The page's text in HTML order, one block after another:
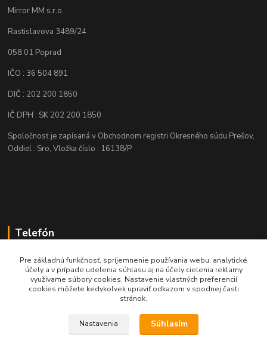
Mirror MM s.r.o.
Rastislavova 3489/24
058 01 Poprad
IČO : 36 504 891
DIČ : 202 200 1850
IČ DPH : SK 202 200 1850
Spoločnosť je zapísaná v Obchodnom registri Okresného súdu Prešov,
Oddiel : Sro, Vložka číslo : 16138/P
Telefón
+421 905 622 625
obchod@nozeplus.sk
Pre základnú funkčnosť, spríjemnenie používania webu, analytické
účely a v prípade udelenia súhlasu aj na účely cielenia reklamy
využívame súbory cookies. Nastavenie vlastných preferencií
cookies môžete kedykoľvek upraviť odkazom v spodnej časti
stránok.
Nastavenia Súhlasím